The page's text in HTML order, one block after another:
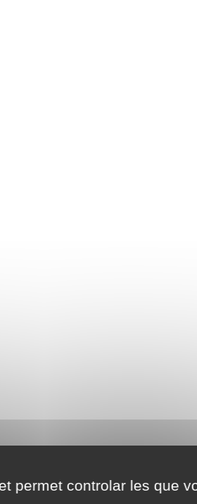
permet controlar les que